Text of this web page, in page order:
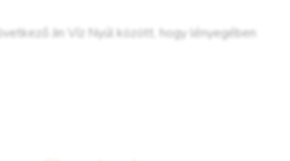
Jin Víz Nyúl között, hogy lényegében